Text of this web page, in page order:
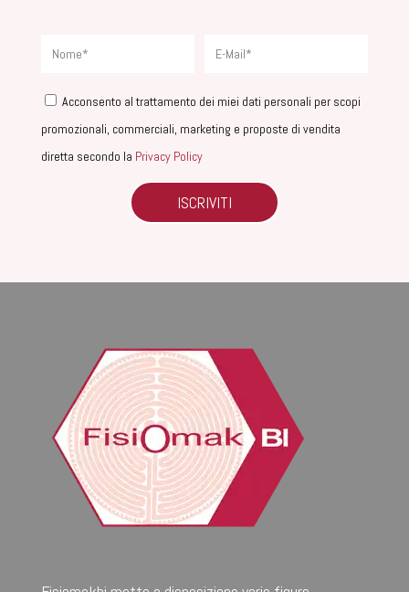
Acconsento al trattamento dei miei dati personali per scopi
promozionali, commerciali, marketing e proposte di vendita
diretta secondo la Privacy Policy